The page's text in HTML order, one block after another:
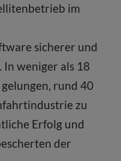
im
sicherer und
weniger als 18
rund 40
zu
Erfolg und
der